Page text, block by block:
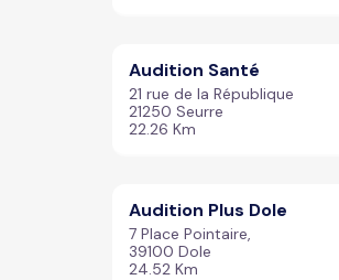
Audition Santé
21 rue de la République
21250 Seurre
22.26 Km
Audition Plus Dole
7 Place Pointaire,
39100 Dole
24.52 Km